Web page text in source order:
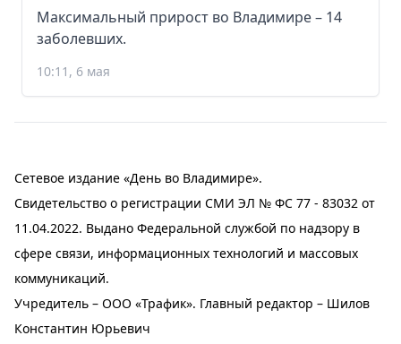
Максимальный прирост во Владимире – 14
заболевших.
10:11, 6 мая
Сетевое издание «День во Владимире».
Свидетельство о регистрации СМИ ЭЛ № ФС 77 - 83032 от
11.04.2022. Выдано Федеральной службой по надзору в
сфере связи, информационных технологий и массовых
коммуникаций.
Учредитель – ООО «Трафик». Главный редактор – Шилов
Константин Юрьевич